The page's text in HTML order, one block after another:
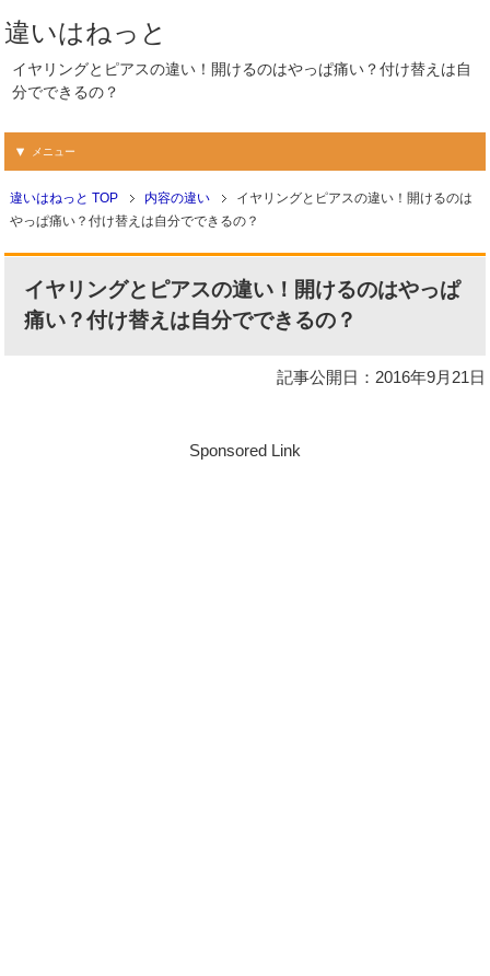
違いはねっと
イヤリングとピアスの違い！開けるのはやっぱ痛い？付け替えは自
分でできるの？
メニュー
違いはねっと TOP 内容の違い
イヤリングとピアスの違い！開けるのは
やっぱ痛い？付け替えは自分でできるの？
イヤリングとピアスの違い！開けるのはやっぱ
痛い？付け替えは自分でできるの？
記事公開日：2016年9月21日
Sponsored Link